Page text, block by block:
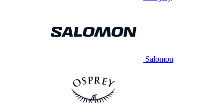
Salomon